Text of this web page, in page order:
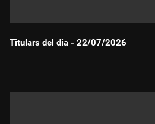
Titulars del dia - 22/07/2026